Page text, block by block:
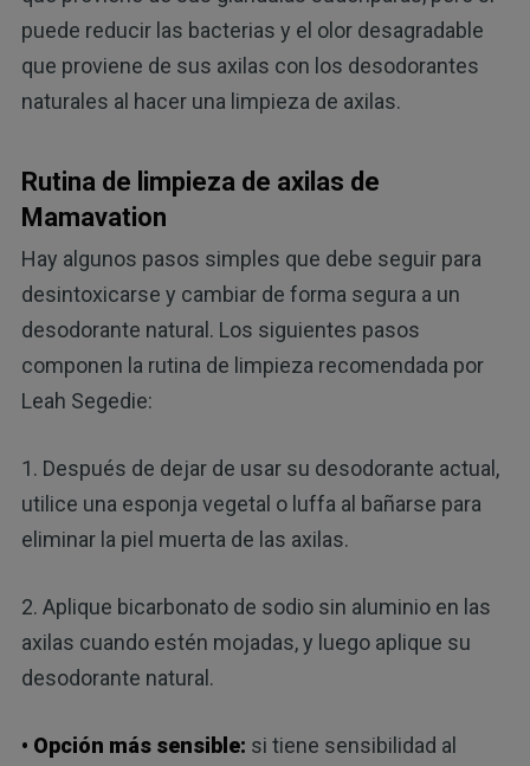
puede reducir las bacterias y el olor desagradable
que proviene de sus axilas con los desodorantes
naturales al hacer una limpieza de axilas.
Rutina de limpieza de axilas de
Mamavation
Hay algunos pasos simples que debe seguir para
desintoxicarse y cambiar de forma segura a un
desodorante natural. Los siguientes pasos
componen la rutina de limpieza recomendada por
Leah Segedie:
1. Después de dejar de usar su desodorante actual,
utilice una esponja vegetal o luffa al bañarse para
eliminar la piel muerta de las axilas.
2. Aplique bicarbonato de sodio sin aluminio en las
axilas cuando estén mojadas, y luego aplique su
desodorante natural.
• Opción más sensible: si tiene sensibilidad al